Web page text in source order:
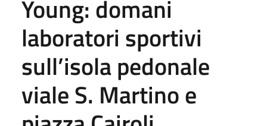
Young: domani
laboratori sportivi
sull’isola pedonale
viale S. Martino e